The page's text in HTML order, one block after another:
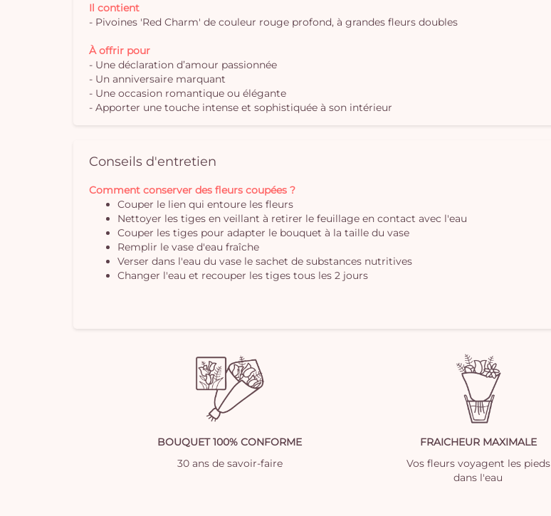
Il contient
- Pivoines 'Red Charm' de couleur rouge profond, à grandes fleurs doubles
À offrir pour
- Une déclaration d’amour passionnée
- Un anniversaire marquant
- Une occasion romantique ou élégante
- Apporter une touche intense et sophistiquée à son intérieur
Conseils d'entretien
Comment conserver des fleurs coupées ?
Couper le lien qui entoure les fleurs
Nettoyer les tiges en veillant à retirer le feuillage en contact avec l'eau
Couper les tiges pour adapter le bouquet à la taille du vase
Remplir le vase d'eau fraîche
Verser dans l'eau du vase le sachet de substances nutritives
Changer l'eau et recouper les tiges tous les 2 jours
BOUQUET 100% CONFORME
30 ans de savoir-faire
FRAICHEUR MAXIMALE
Vos fleurs voyagent les pieds
dans l'eau